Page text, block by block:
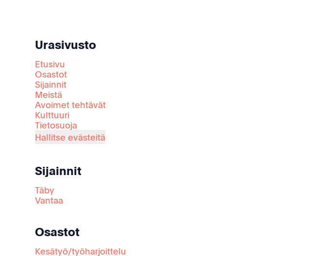
Urasivusto
Etusivu
Osastot
Sijainnit
Meistä
Avoimet tehtävät
Kulttuuri
Tietosuoja
Hallitse evästeitä
Sijainnit
Täby
Vantaa
Osastot
Kesätyö/työharjoittelu